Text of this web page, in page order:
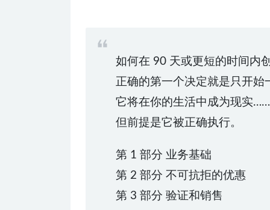
如何在 90 天或更短的时间内
正确的第一个决定就是只开始
它将在你的生活中成为现实……
但前提是它被正确执行。
第 1 部分 业务基础
第 2 部分 不可抗拒的优惠
第 3 部分 验证和销售